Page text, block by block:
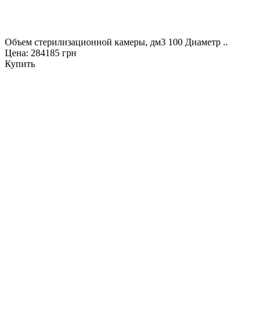
Объем стерилизационной камеры, дм3 100 Диаметр ..
Цена: 284185 грн
Купить